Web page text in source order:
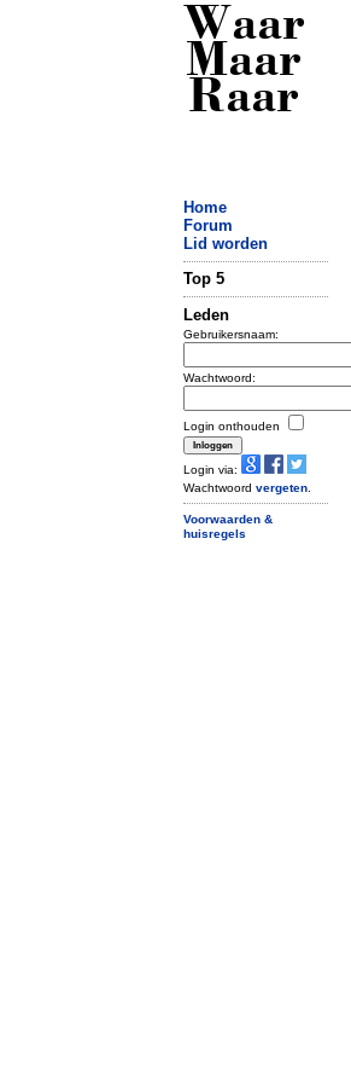
Waar
Maar
Raar
Home
Forum
Lid worden
Top 5
Leden
Gebruikersnaam:
Wachtwoord:
Login onthouden
Login via:
Wachtwoord vergeten
Voorwaarden &
huisregels